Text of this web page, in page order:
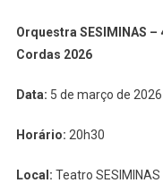
Orquestra SESIMINAS
Cordas 2026
Data: 5 de março de 2026
Horário: 20h30
Local: Teatro SESIMINAS